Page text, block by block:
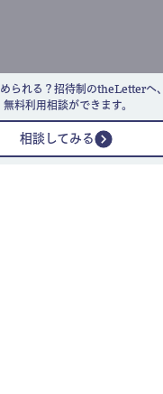
められる？招待制のtheLetterへ、
無料利用相談ができます。
相談してみる